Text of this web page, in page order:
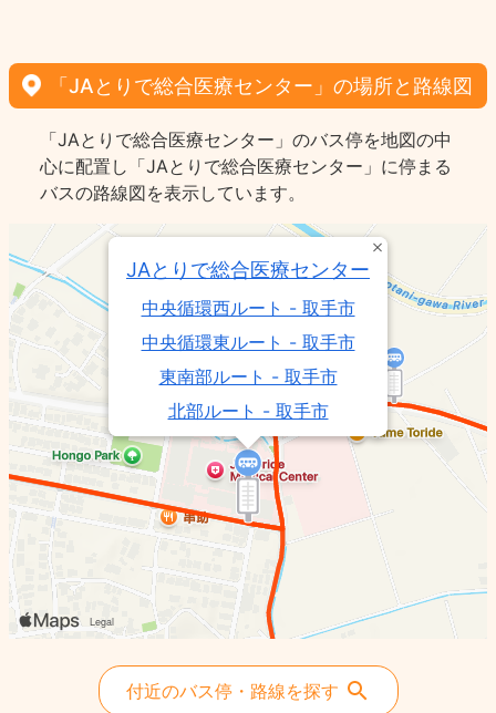
「JAとりで総合医療センター」の場所と路線図
「JAとりで総合医療センター」のバス停を地図の中
心に配置し「JAとりで総合医療センター」に停まる
バスの路線図を表示しています。
JAとりで総合医療センター
中央循環西ルート - 取手市
中央循環東ルート - 取手市
東南部ルート - 取手市
北部ルート - 取手市
東北部ルート - 取手市
付近のバス停・路線を探す